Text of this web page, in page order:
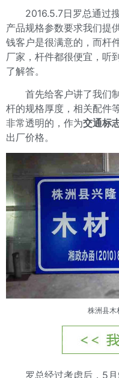
2016.5.7日罗总通过
产品规格参数要求我们提
钱客户是很满意的，而杆
厂家，杆件都很便宜，听
了解答。
首先给客户讲了我们
杆的规格厚度，相关配件
非常透明的，作为交通标
出厂价格。
株洲县木
罗总经过考虑后，5